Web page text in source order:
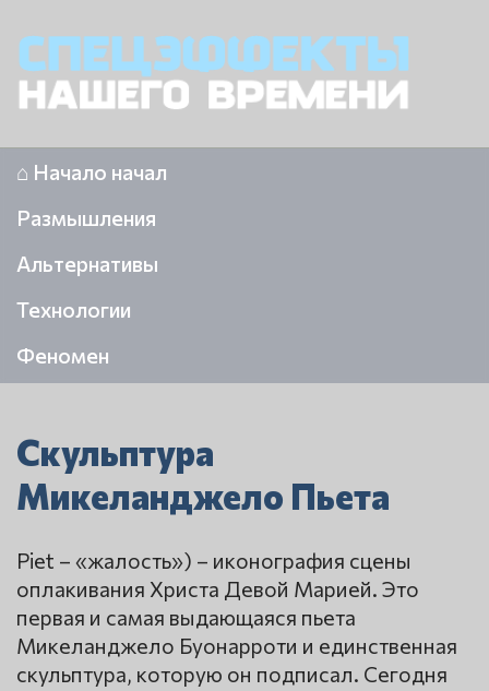
⌂ Начало начал
Размышления
Альтернативы
Технологии
Феномен
Скульптура
Микеланджело Пьета
Piet – «жалость») – иконография сцены
оплакивания Христа Девой Марией. Это
первая и самая выдающаяся пьета
Микеланджело Буонарроти и единственная
скульптура, которую он подписал. Сегодня